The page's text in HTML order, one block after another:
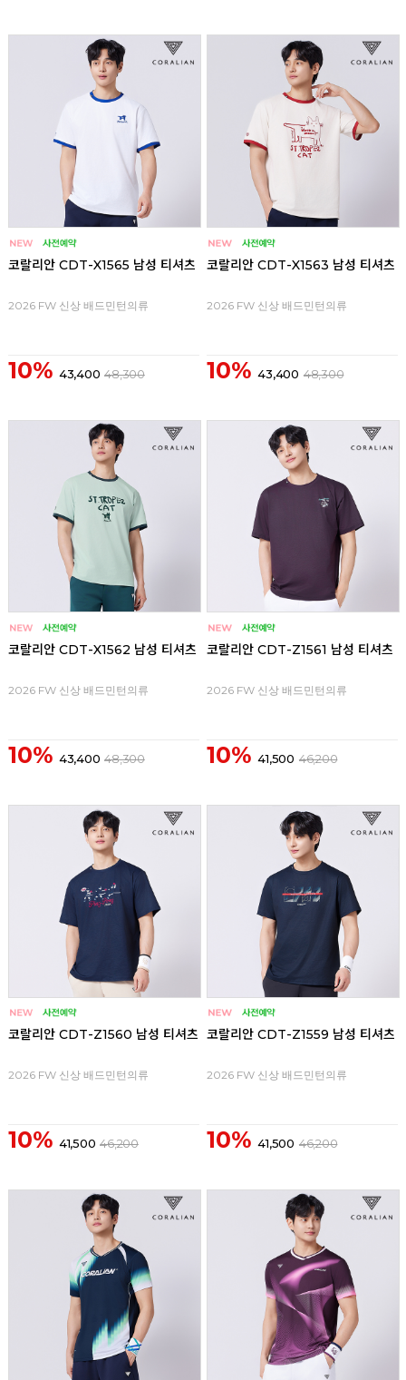
코랄리안 CDT-X1565 남성 티셔츠
2026 FW 신상 배드민턴의류
10% 43,400 48,300
코랄리안 CDT-X1563 남성 티셔츠
2026 FW 신상 배드민턴의류
10% 43,400 48,300
코랄리안 CDT-X1562 남성 티셔츠
2026 FW 신상 배드민턴의류
10% 43,400 48,300
코랄리안 CDT-Z1561 남성 티셔츠
2026 FW 신상 배드민턴의류
10% 41,500 46,200
코랄리안 CDT-Z1560 남성 티셔츠
2026 FW 신상 배드민턴의류
10% 41,500 46,200
코랄리안 CDT-Z1559 남성 티셔츠
2026 FW 신상 배드민턴의류
10% 41,500 46,200